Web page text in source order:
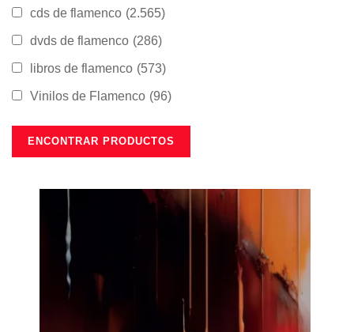
cds de flamenco (2.565)
dvds de flamenco (286)
libros de flamenco (573)
Vinilos de Flamenco (96)